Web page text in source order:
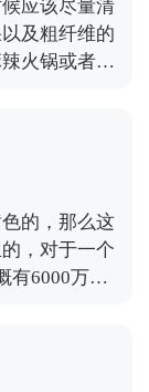
应该尽量清
及粗纤维的
火锅或者麻
同时也不要
外，还要做
主，晚上可
疗，每周可
液，前列腺
也不能够久
的，那么这
，对于一个
6000万到2
态下，活动